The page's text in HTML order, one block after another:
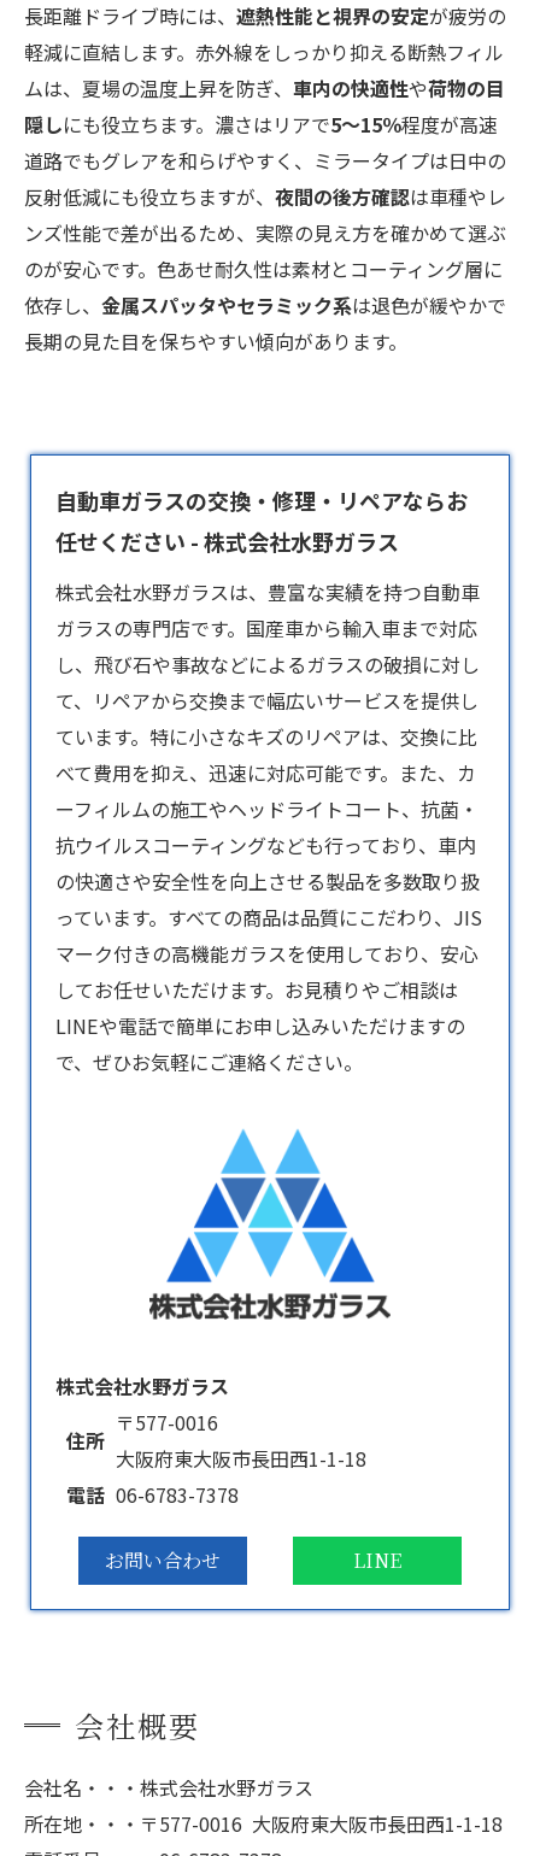
長距離ドライブ時には、 遮熱性能と視界の安定が疲労の
軽減に直結します。赤外線をしっかり抑える断熱フィル
ムは、夏場の温度上昇を防ぎ、 車内の快適性や荷物の目
隠しにも役立ちます。濃さはリアで5〜15％程度が高速
道路でもグレアを和らげやすく、ミラータイプは日中の
反射低減にも役立ちますが、 夜間の後方確認は車種やレ
ンズ性能で差が出るため、実際の見え方を確かめて選ぶ
のが安心です。色あせ耐久性は素材とコーティング層に
依存し、 金属スパッタやセラミック系は退色が緩やかで
長期の見た目を保ちやすい傾向があります。
自動車ガラスの交換・修理・リペアならお
任せください - 株式会社水野ガラス
株式会社水野ガラスは、豊富な実績を持つ自動車
ガラスの専門店です。国産車から輸入車まで対応
し、飛び石や事故などによるガラスの破損に対し
て、リペアから交換まで幅広いサービスを提供し
ています。特に小さなキズのリペアは、交換に比
べて費用を抑え、迅速に対応可能です。また、カ
ーフィルムの施工やヘッドライトコート、抗菌・
抗ウイルスコーティングなども行っており、車内
の快適さや安全性を向上させる製品を多数取り扱
っています。すべての商品は品質にこだわり、JIS
マーク付きの高機能ガラスを使用しており、安心
してお任せいただけます。お見積りやご相談は
LINEや電話で簡単にお申し込みいただけますの
で、ぜひお気軽にご連絡ください。
株式会社水野ガラス
住所
〒577-0016
大阪府東大阪市長田西1-1-18
電話 06-6783-7378
お問い合わせ LINE
会社概要
会社名・・・株式会社水野ガラス
所在地・・・〒577-0016 大阪府東大阪市長田西1-1-18